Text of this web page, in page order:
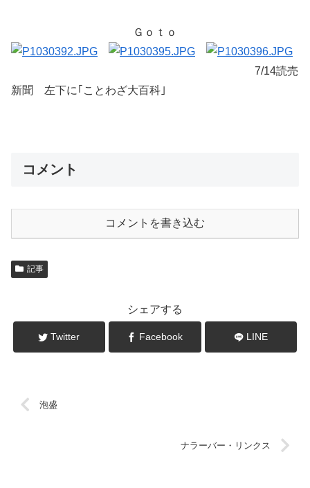
Ｇｏｔｏ
7/14読売
新聞 左下に｢ことわざ大百科｣
コメント
コメントを書き込む
記事
シェアする
Twitter Facebook LINE
泡盛
ナラーバー・リンクス